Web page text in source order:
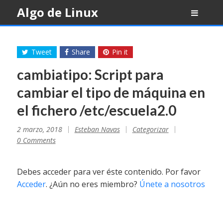
content
Algo de Linux
Tweet Share Pin it
cambiatipo: Script para
cambiar el tipo de máquina en
el fichero /etc/escuela2.0
2 marzo, 2018 Esteban Navas
Categorizar
0 Comments
Debes acceder para ver éste contenido. Por favor
Acceder. ¿Aún no eres miembro? Únete a nosotros